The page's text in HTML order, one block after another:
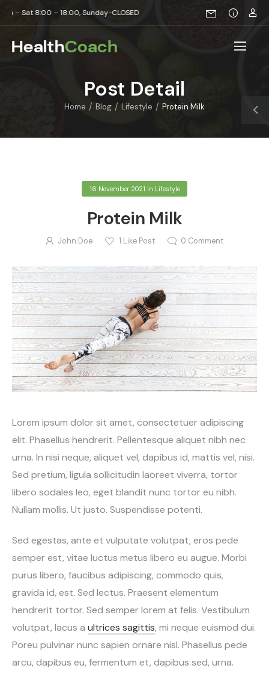
Sat 8:00 – 18:00, Sunday-CLOSED
Post Detail
Home / Blog / Lifestyle / Protein Milk
16 November 2021 in Lifestyle
Protein Milk
John Doe 1 Like Post 0 Comment
Lorem ipsum dolor sit amet, consectetuer adipiscing
elit. Phasellus hendrerit. Pellentesque aliquet nibh nec
urna. In nisi neque, aliquet vel, dapibus id, mattis vel, nisi.
Sed pretium, ligula sollicitudin laoreet viverra, tortor
libero sodales leo, eget blandit nunc tortor eu nibh.
Nullam mollis. Ut justo. Suspendisse potenti.
Sed egestas, ante et vulputate volutpat, eros pede
semper est, vitae luctus metus libero eu augue. Morbi
purus libero, faucibus adipiscing, commodo quis,
gravida id, est. Sed lectus. Praesent elementum
hendrerit tortor. Sed semper lorem at felis. Vestibulum
volutpat, lacus a ultrices sagittis, mi neque euismod dui.
Poreu pulvinar nunc sapien ornare nisl. Phasellus pede
arcu, dapibus eu, fermentum et, dapibus sed, urna.